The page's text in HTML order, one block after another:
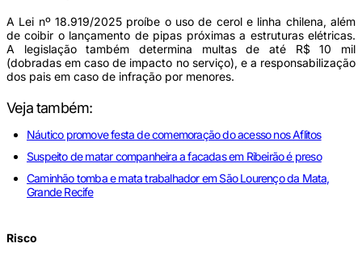
A Lei nº 18.919/2025 proíbe o uso de cerol e linha chilena, além
de coibir o lançamento de pipas próximas a estruturas elétricas.
A legislação também determina multas de até R$ 10 mil
(dobradas em caso de impacto no serviço), e a responsabilização
dos pais em caso de infração por menores.
Veja também:
Náutico promove festa de comemoração do acesso nos Aflitos
Suspeito de matar companheira a facadas em Ribeirão é preso
Caminhão tomba e mata trabalhador em São Lourenço da Mata,
Grande Recife
Risco